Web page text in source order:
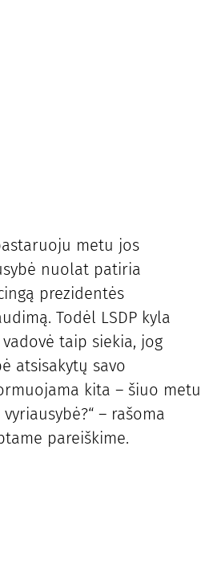
metu jos
nuolat patiria
prezidentės
Todėl LSDP kyla
taip siekia, jog
atsisakytų savo
kita – šiuo metu
– rašoma
pareiškime.